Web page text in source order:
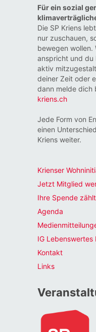
Für ein sozial
Die SP Kriens
nur zuschauen,
bewegen wollen.
anspricht und du
aktiv
deiner Zeit oder
dann melde dich
kriens.ch
Jede Form von
einen
Kriens weiter.
Krienser
Jetzt Mitglied
Ihre Spende
Agenda
IG Lebenswertes
Kontakt
Links